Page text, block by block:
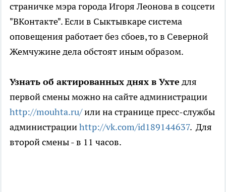
страничке мэра города Игоря Леонова в соцсети
"ВКонтакте". Если в Сыктывкаре система
оповещения работает без сбоев, то в Северной
Жемчужине дела обстоят иным образом.
Узнать об актированных днях в Ухте для
первой смены можно на сайте администрации
http://mouhta.ru/или на странице пресс-службы
администрацииhttp://vk.com/id189144637. Для
второй смены - в 11 часов.